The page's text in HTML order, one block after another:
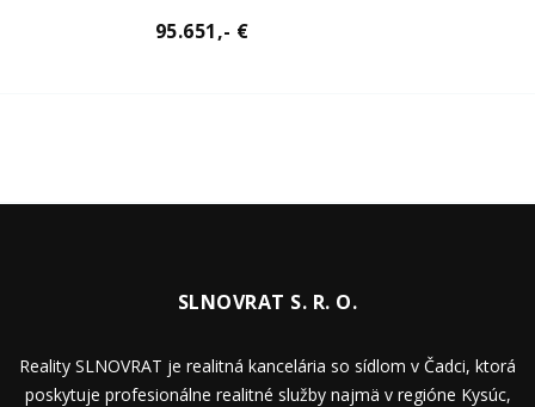
95.651,- €
SLNOVRAT S. R. O.
Reality SLNOVRAT je realitná kancelária so sídlom v Čadci, ktorá
poskytuje profesionálne realitné služby najmä v regióne Kysúc,